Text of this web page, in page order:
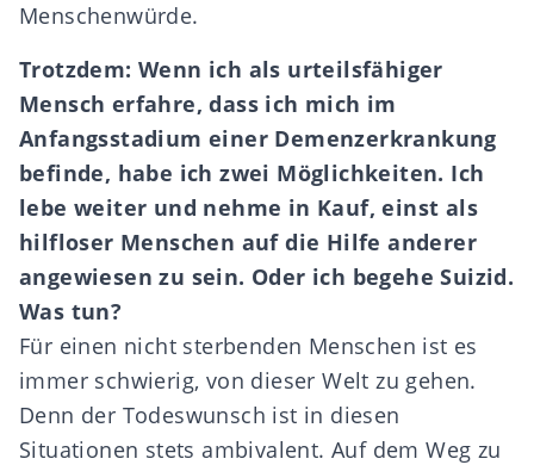
Menschenwürde.
Trotzdem: Wenn ich als urteilsfähiger
Mensch erfahre, dass ich mich im
Anfangsstadium einer Demenzerkrankung
befinde, habe ich zwei Möglichkeiten. Ich
lebe weiter und nehme in Kauf, einst als
hilfloser Menschen auf die Hilfe anderer
angewiesen zu sein. Oder ich begehe Suizid.
Was tun?
Für einen nicht sterbenden Menschen ist es
immer schwierig, von dieser Welt zu gehen.
Denn der Todeswunsch ist in diesen
Situationen stets ambivalent. Auf dem Weg zu